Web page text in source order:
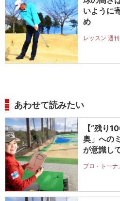
いように
め
レッスン 週
あわせて読みたい
【“残り
奥」への
が意識し
プロ・トーナ